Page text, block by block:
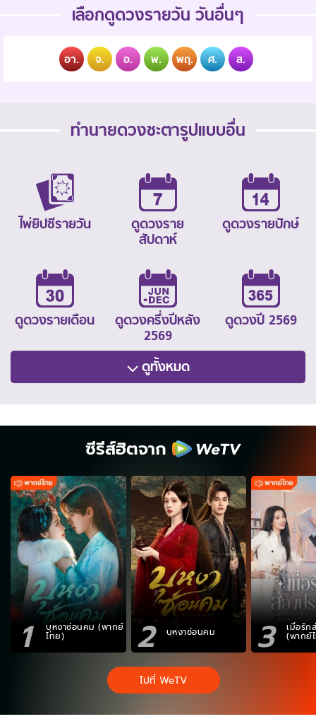
เลือกดูดวงรายวัน วันอื่นๆ
อา. จ. อ. พ. พฤ. ศ. ส.
ทำนายดวงชะตารูปแบบอื่น
ไพ่ยิปซีรายวัน
ดูดวงราย
สัปดาห์
ดูดวงรายปักษ์
ดูดวงรายเดือน
ดูดวงครึ่งปีหลัง
2569
ดูดวงปี 2569
ดูทั้งหมด
ซีรีส์ฮิตจาก
1 บุหงาซ่อนคม (พากย์
ไทย) 2 บุหงาซ่อนคม 3 เมื่อรัก
(พากย์
ไปที่ WeTV